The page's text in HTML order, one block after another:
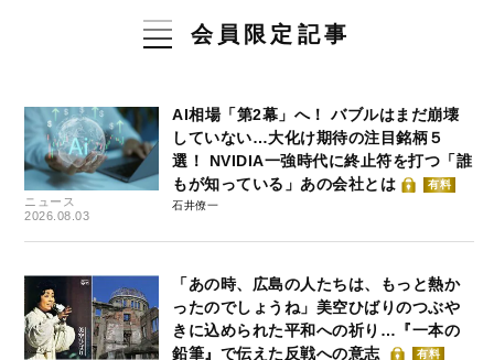
会員限定記事
ニュース
2026.08.03
AI相場「第2幕」へ！ バブルはまだ崩壊
していない…大化け期待の注目銘柄５
選！ NVIDIA一強時代に終止符を打つ「誰
もが知っている」あの会社とは
有料
石井僚一
「あの時、広島の人たちは、もっと熱か
ったのでしょうね」美空ひばりのつぶや
きに込められた平和への祈り…『一本の
鉛筆』で伝えた反戦への意志
有料